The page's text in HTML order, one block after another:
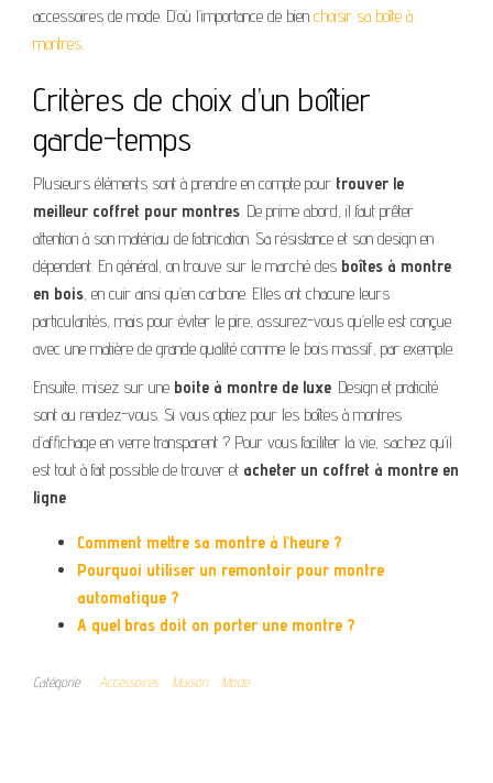
accessoires de mode. D’où l’importance de bien choisir sa boîte à
montres.
Critères de choix d’un boîtier
garde-temps
Plusieurs éléments sont à prendre en compte pour trouver le
meilleur coffret pour montres. De prime abord, il faut prêter
attention à son matériau de fabrication. Sa résistance et son design en
dépendent. En général, on trouve sur le marché des boîtes à montre
en bois, en cuir ainsi qu’en carbone. Elles ont chacune leurs
particularités, mais pour éviter le pire, assurez-vous qu’elle est conçue
avec une matière de grande qualité comme le bois massif, par exemple.
Ensuite, misez sur une boite à montre de luxe. Design et praticité
sont au rendez-vous. Si vous optiez pour les boîtes à montres
d’affichage en verre transparent ? Pour vous faciliter la vie, sachez qu’il
est tout à fait possible de trouver et acheter un coffret à montre en
ligne.
Comment mettre sa montre à l’heure ?
Pourquoi utiliser un remontoir pour montre
automatique ?
A quel bras doit on porter une montre ?
Catégorie Accessoires Maison Mode